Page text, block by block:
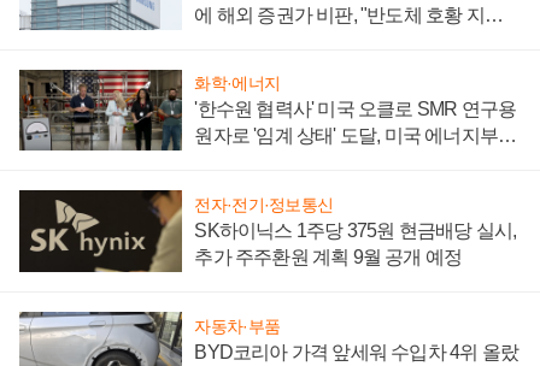
에 해외 증권가 비판, "반도체 호황 지속
화학·에너지
'한수원 협력사' 미국 오클로 SMR 연구용
원자로 '임계 상태' 도달, 미국 에너지부
전자·전기·정보통신
SK하이닉스 1주당 375원 현금배당 실시,
추가 주주환원 계획 9월 공개 예정
자동차·부품
BYD코리아 가격 앞세워 수입차 4위 올랐